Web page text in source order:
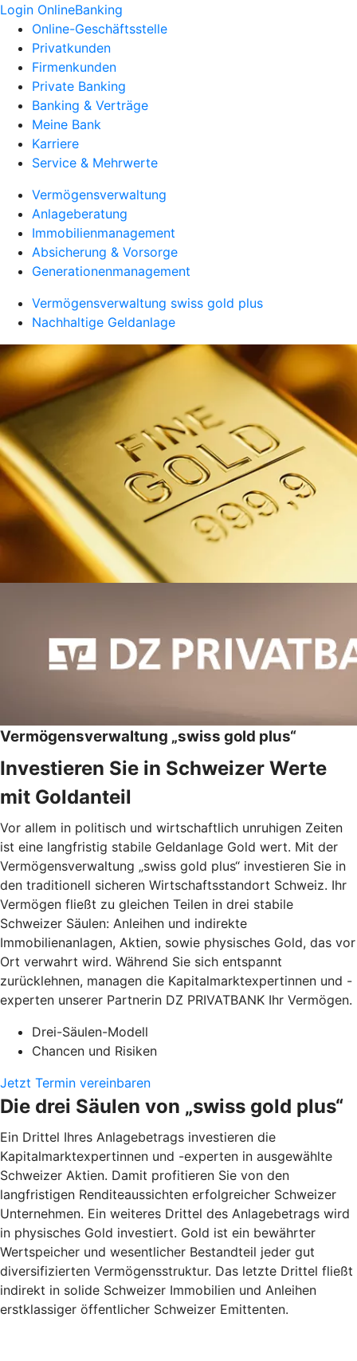
Login OnlineBanking
Online-Geschäftsstelle
Privatkunden
Firmenkunden
Private Banking
Banking & Verträge
Meine Bank
Karriere
Service & Mehrwerte
Vermögensverwaltung
Anlageberatung
Immobilienmanagement
Absicherung & Vorsorge
Generationenmanagement
Vermögensverwaltung swiss gold plus
Nachhaltige Geldanlage
Vermögensverwaltung „swiss gold plus“
Investieren Sie in Schweizer Werte
mit Goldanteil
Vor allem in politisch und wirtschaftlich unruhigen Zeiten
ist eine langfristig stabile Geldanlage Gold wert. Mit der
Vermögensverwaltung „swiss gold plus“ investieren Sie in
den traditionell sicheren Wirtschaftsstandort Schweiz. Ihr
Vermögen fließt zu gleichen Teilen in drei stabile
Schweizer Säulen: Anleihen und indirekte
Immobilienanlagen, Aktien, sowie physisches Gold, das vor
Ort verwahrt wird. Während Sie sich entspannt
zurücklehnen, managen die Kapitalmarktexpertinnen und -
experten unserer Partnerin DZ PRIVATBANK Ihr Vermögen.
Drei-Säulen-Modell
Chancen und Risiken
Jetzt Termin vereinbaren
Die drei Säulen von „swiss gold plus“
Ein Drittel Ihres Anlagebetrags investieren die
Kapitalmarktexpertinnen und -experten in ausgewählte
Schweizer Aktien. Damit profitieren Sie von den
langfristigen Renditeaussichten erfolgreicher Schweizer
Unternehmen. Ein weiteres Drittel des Anlagebetrags wird
in physisches Gold investiert. Gold ist ein bewährter
Wertspeicher und wesentlicher Bestandteil jeder gut
diversifizierten Vermögensstruktur. Das letzte Drittel fließt
indirekt in solide Schweizer Immobilien und Anleihen
erstklassiger öffentlicher Schweizer Emittenten.